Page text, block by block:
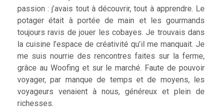
passion : j’avais tout à découvrir, tout à apprendre. Le
potager était à portée de main et les gourmands
toujours ravis de jouer les cobayes. Je trouvais dans
la cuisine l’espace de créativité qu’il me manquait. Je
me suis nourrie des rencontres faites sur la ferme,
grâce au Woofing et sur le marché. Faute de pouvoir
voyager, par manque de temps et de moyens, les
voyageurs venaient à nous, généreux et plein de
richesses.